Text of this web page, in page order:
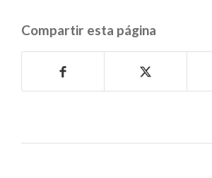
Compartir esta página